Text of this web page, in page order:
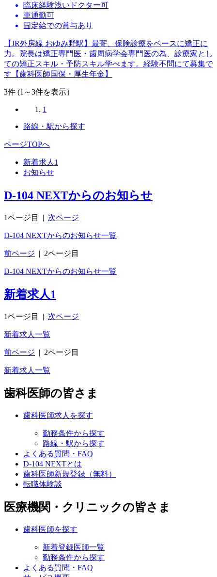
臨床経験浅いドクター可
車通勤可
固定給での賞与あり
【JR外房線 おゆみ野駅】最寄、保険診療をベースに矯正に
力。院長は矯正専門医・歯周病学会専門医の為、診療家とし
ての矯正スキル・予防スキル学べます。経験不問にて募集で
す【歯科医師国保・厚生年金】
3件 (1～3件を表示）
1
路線・駅から探す
ページTOPへ
新着求人 1
お知らせ
D-104 NEXTからのお知らせ
1ページ目 | 次ページ
D-104 NEXTからのお知らせ一覧
前ページ | 2ページ目
D-104 NEXTからのお知らせ一覧
新着求人1
1ページ目 | 次ページ
新着求人一覧
前ページ | 2ページ目
新着求人一覧
歯科医師の皆さま
歯科医師求人を探す
勤務条件から探す
路線・駅から探す
よくある質問・FAQ
D-104 NEXTとは
歯科医師新規登録（無料）
転職体験談
医療機関・クリニックの皆さま
歯科医師を探す
新着登録医師一覧
勤務条件から探す
よくある質問・FAQ